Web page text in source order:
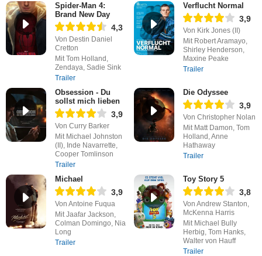
Spider-Man 4:
Brand New Day
4,3
Von Destin Daniel
Cretton
Mit Tom Holland,
Zendaya, Sadie Sink
Trailer
Verflucht Normal
3,9
Von Kirk Jones (II)
Mit Robert Aramayo,
Shirley Henderson,
Maxine Peake
Trailer
Obsession - Du
sollst mich lieben
3,9
Von Curry Barker
Mit Michael Johnston
(II), Inde Navarrette,
Cooper Tomlinson
Trailer
Die Odyssee
3,9
Von Christopher Nolan
Mit Matt Damon, Tom
Holland, Anne
Hathaway
Trailer
Michael
3,9
Von Antoine Fuqua
Mit Jaafar Jackson,
Colman Domingo, Nia
Long
Trailer
Toy Story 5
3,8
Von Andrew Stanton,
McKenna Harris
Mit Michael Bully
Herbig, Tom Hanks,
Walter von Hauff
Trailer